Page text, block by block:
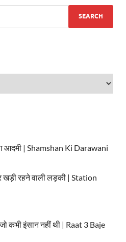
आदमी | Shamshan Ki Darawani
खड़ी रहने वाली लड़की | Station
कभी इंसान नहीं थी | Raat 3 Baje